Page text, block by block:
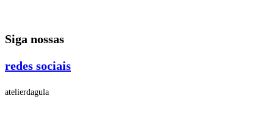
o
Siga nossas
redes sociais
atelierdagula